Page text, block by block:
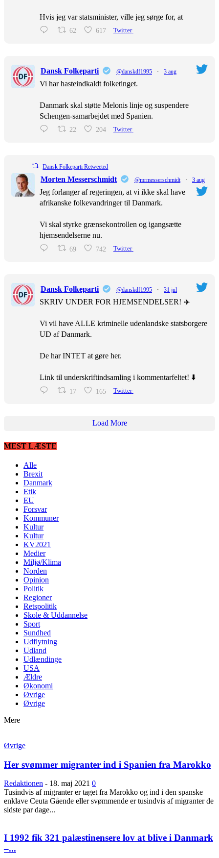
Hvis jeg var statsminister, ville jeg sørge for, at
62 617 Twitter
Dansk Folkeparti @danskdf1995 · 3 aug
Vi har hasteindkaldt folketinget.
Danmark skal støtte Melonis linje og suspendere
Schengen-samarbejdet med Spanien.
22 204 Twitter
Dansk Folkeparti Retweeted
Morten Messerschmidt @mrmesserschmidt · 3 aug
Jeg forlanger af regeringen, at vi ikke skal have
afrikanske folkevandringer til Danmark.
Vi skal styrke grænsekontrollen og igangsætte
hjemsendelserne nu.
69 742 Twitter
Dansk Folkeparti @danskdf1995 · 31 jul
SKRIV UNDER FOR HJEMSENDELSER! ✈️
Vi vil have ALLE kriminelle udenlandske statsborgere
UD af Danmark.
De har INTET at gøre her.
Link til underskriftindsamling i kommentarfeltet! ⬇️
17 165 Twitter
Load More
MEST LÆSTE
Alle
Brexit
Danmark
Etik
EU
Forsvar
Kommuner
Kultur
Kultur
KV2021
Medier
Miljø/Klima
Norden
Opinion
Politik
Regioner
Retspolitik
Skole & Uddannelse
Sport
Sundhed
Udflytning
Udland
Udlændinge
USA
Ældre
Økonomi
Øvrige
Øvrige
Mere
Øvrige
Her svømmer migranter ind i Spanien fra Marokko
Redaktionen - 18. maj 2021 0
Tusindvis af migranter er taget fra Marokko og ind i den spanske
enklave Ceuta Gående eller svømmende er tusindvis af migranter de
sidste par dage...
I 1992 fik 321 palæstinensere lov at blive i Danmark
–...